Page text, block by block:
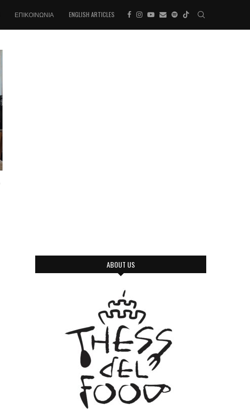
ΕΠΙΚΟΙΝΩΝΊΑ ENGLISH ARTICLES
ABOUT US